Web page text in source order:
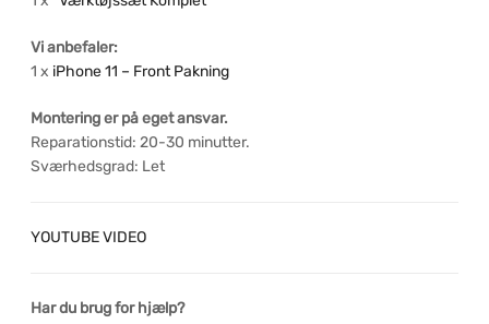
Vi anbefaler:
1 x iPhone 11 – Front Pakning
Montering er på eget ansvar.
Reparationstid: 20-30 minutter.
Sværhedsgrad: Let
YOUTUBE VIDEO
Har du brug for hjælp?